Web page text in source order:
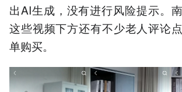
出AI生成，没有进行风险提示。
这些视频下方还有不少老人评论
单购买。